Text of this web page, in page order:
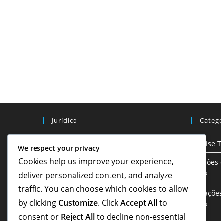
Jurídico
Preferências de cookies
Contato
Sobre
Política de privacidade
Termos de serviço
Análise
1-4-2
1-4-2
We respect your privacy
Cookies help us improve your experience,
deliver personalized content, and analyze
traffic. You can choose which cookies to allow
by clicking Customize. ClickAccept Allto
consent or Reject Allto decline non-essential